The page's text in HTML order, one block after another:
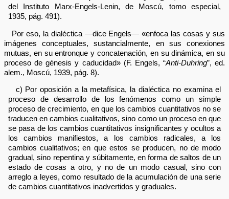
del Instituto Marx-Engels-Lenin, de Moscú, tomo especial,
1935, pág. 491).
Por eso, la dialéctica —dice Engels— «enfoca las cosas y sus
imágenes conceptuales, sustancialmente, en sus conexiones
mutuas, en su entronque y concatenación, en su dinámica, en su
proceso de génesis y caducidad» (F. Engels, “Anti-Duhring”, ed.
alem., Moscú, 1939, pág. 8).
c) Por oposición a la metafísica, la dialéctica no examina el
proceso de desarrollo de los fenómenos como un simple
proceso de crecimiento, en que los cambios cuantitativos no se
traducen en cambios cualitativos, sino como un proceso en que
se pasa de los cambios cuantitativos insignificantes y ocultos a
los cambios manifiestos, a los cambios radicales, a los
cambios cualitativos; en que estos se producen, no de modo
gradual, sino repentina y súbitamente, en forma de saltos de un
estado de cosas a otro, y no de un modo casual, sino con
arreglo a leyes, como resultado de la acumulación de una serie
de cambios cuantitativos inadvertidos y graduales.